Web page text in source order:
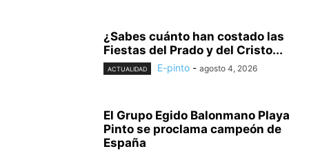
¿Sabes cuánto han costado las
Fiestas del Prado y del Cristo...
ACTUALIDAD E-pinto - agosto 4, 2026
El Grupo Egido Balonmano Playa
Pinto se proclama campeón de
España